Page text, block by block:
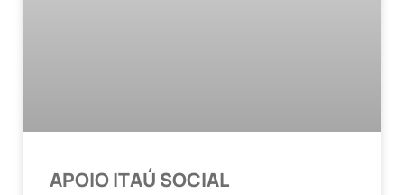
APOIO ITAÚ SOCIAL